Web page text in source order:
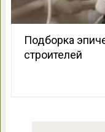
Подборка
строителей